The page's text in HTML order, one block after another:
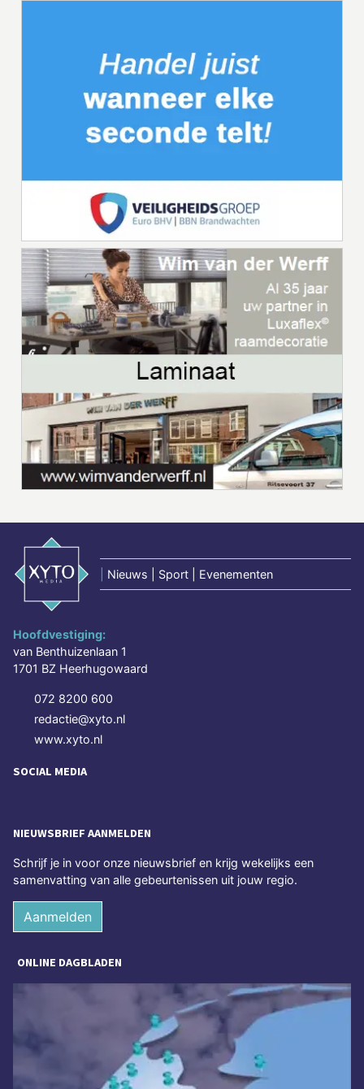
Nieuws | Sport | Evenementen
Hoofdvestiging:
van Benthuizenlaan 1
1701 BZ Heerhugowaard
072 8200 600
redactie@xyto.nl
www.xyto.nl
SOCIAL MEDIA
NIEUWSBRIEF AANMELDEN
Schrijf je in voor onze nieuwsbrief en krijg wekelijks een
samenvatting van alle gebeurtenissen uit jouw regio.
Aanmelden
ONLINE DAGBLADEN